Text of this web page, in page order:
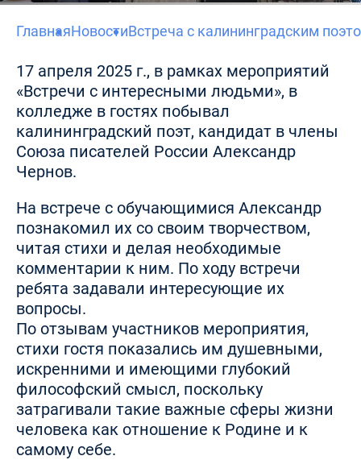
ГлавнаяНовостиВстреча с калининградским
17 апреля 2025 г., в рамках мероприятий
«Встречи с интересными людьми», в
колледже в гостях побывал
калининградский поэт, кандидат в члены
Союза писателей России Александр
Чернов.
На встрече с обучающимися Александр
познакомил их со своим творчеством,
читая стихи и делая необходимые
комментарии к ним. По ходу встречи
ребята задавали интересующие их
вопросы.
По отзывам участников мероприятия,
стихи гостя показались им душевными,
искренними и имеющими глубокий
философский смысл, поскольку
затрагивали такие важные сферы жизни
человека как отношение к Родине и к
самому себе.